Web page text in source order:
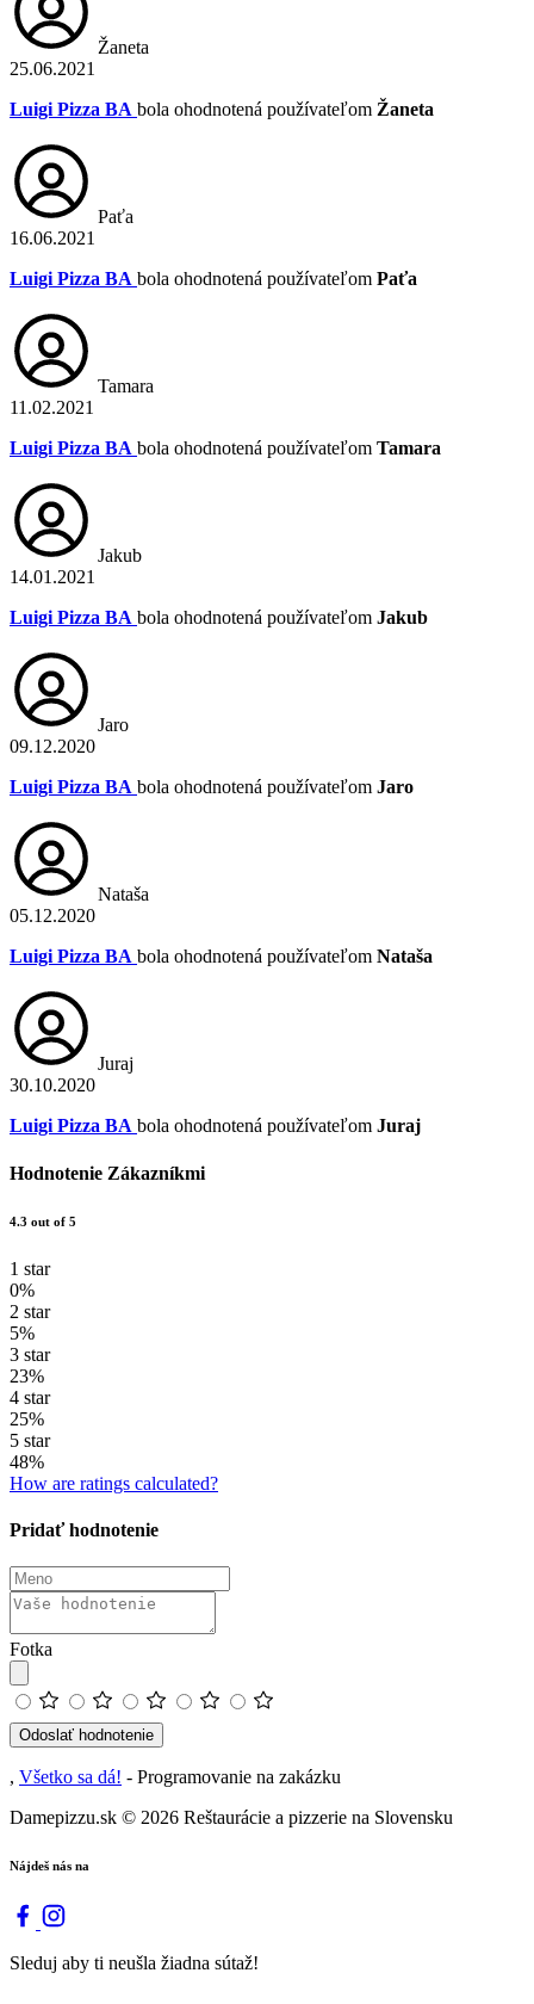
Žaneta
25.06.2021
Luigi Pizza BA bola ohodnotená používateľom Žaneta
Paťa
16.06.2021
Luigi Pizza BA bola ohodnotená používateľom Paťa
Tamara
11.02.2021
Luigi Pizza BA bola ohodnotená používateľom Tamara
Jakub
14.01.2021
Luigi Pizza BA bola ohodnotená používateľom Jakub
Jaro
09.12.2020
Luigi Pizza BA bola ohodnotená používateľom Jaro
Nataša
05.12.2020
Luigi Pizza BA bola ohodnotená používateľom Nataša
Juraj
30.10.2020
Luigi Pizza BA bola ohodnotená používateľom Juraj
Hodnotenie Zákazníkmi
4.3 out of 5
1 star
0%
2 star
5%
3 star
23%
4 star
25%
5 star
48%
How are ratings calculated?
Pridať hodnotenie
Fotka
Odoslať hodnotenie
, Všetko sa dá! - Programovanie na zakázku
Damepizzu.sk © 2026 Reštaurácie a pizzerie na Slovensku
Nájdeš nás na
Sleduj aby ti neušla žiadna sútaž!